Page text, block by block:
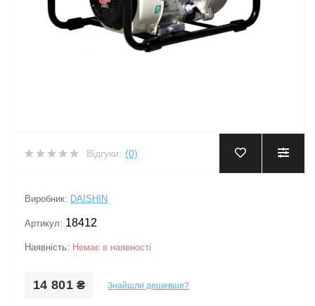
Відгуки: (0)
Виробник: DAISHIN
Артикул: 18412
Наявність: Немає в наявності
14 801 ₴ Знайшли дешевше?